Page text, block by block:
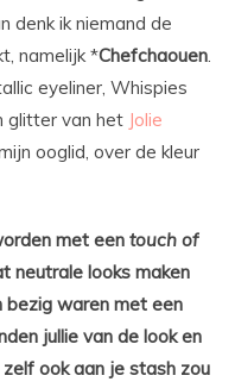
denk ik niemand de
namelijk *Chefchaouen.
eyeliner, Whispies
glitter van het Jolie
ooglid, over de kleur
met een touch of
neutrale looks maken
waren met een
jullie van de look en
ook aan je stash zou